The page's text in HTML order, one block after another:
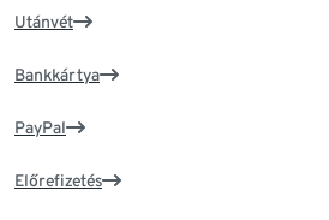
Utánvét
Bankkártya
PayPal
Előrefizetés